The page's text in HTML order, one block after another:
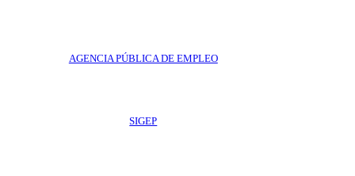
AGENCIA PÚBLICA DE EMPLEO
SIGEP